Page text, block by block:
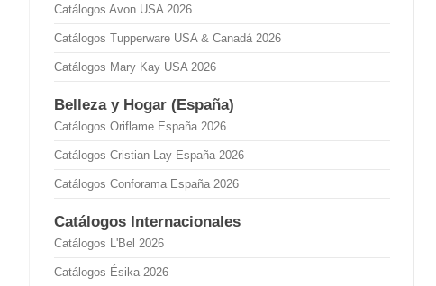
Catálogos Avon USA 2026
Catálogos Tupperware USA & Canadá 2026
Catálogos Mary Kay USA 2026
Belleza y Hogar (España)
Catálogos Oriflame España 2026
Catálogos Cristian Lay España 2026
Catálogos Conforama España 2026
Catálogos Internacionales
Catálogos L'Bel 2026
Catálogos Ésika 2026